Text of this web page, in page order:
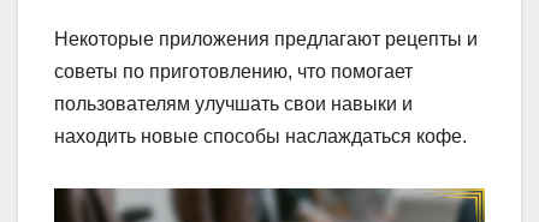
Некоторые приложения предлагают рецепты и
советы по приготовлению, что помогает
пользователям улучшать свои навыки и
находить новые способы наслаждаться кофе.